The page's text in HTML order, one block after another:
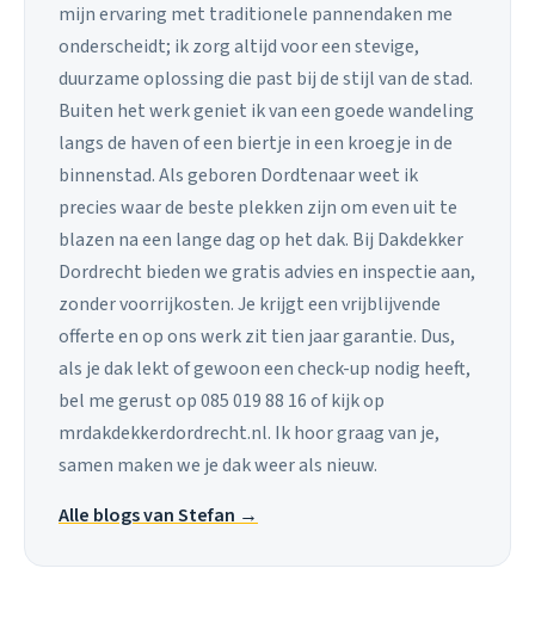
mijn ervaring met traditionele pannendaken me
onderscheidt; ik zorg altijd voor een stevige,
duurzame oplossing die past bij de stijl van de stad.
Buiten het werk geniet ik van een goede wandeling
langs de haven of een biertje in een kroegje in de
binnenstad. Als geboren Dordtenaar weet ik
precies waar de beste plekken zijn om even uit te
blazen na een lange dag op het dak. Bij Dakdekker
Dordrecht bieden we gratis advies en inspectie aan,
zonder voorrijkosten. Je krijgt een vrijblijvende
offerte en op ons werk zit tien jaar garantie. Dus,
als je dak lekt of gewoon een check-up nodig heeft,
bel me gerust op 085 019 88 16 of kijk op
mrdakdekkerdordrecht.nl. Ik hoor graag van je,
samen maken we je dak weer als nieuw.
Alle blogs van Stefan →